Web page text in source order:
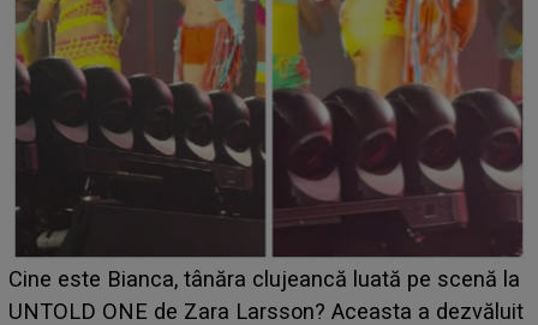
HOROSCOP 11 august 2026. Marte intră în Rac și
aduce tensiuni uriașe pentru o zodie! Conflictele